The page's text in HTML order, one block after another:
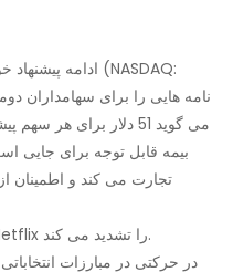
ادامه (NASDAQ:
بیمه قابل توجه برای جایی
تجارت می کند و اطمینان
دیزنی مشکل محتوای Netflix را تشدید می کند.
در حرکتی در مبارزات